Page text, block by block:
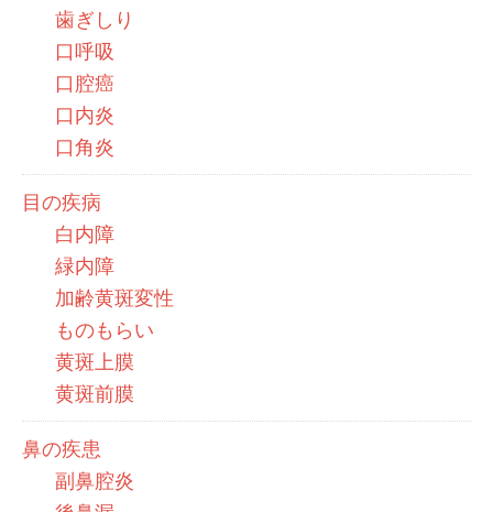
歯ぎしり
口呼吸
口腔癌
口内炎
口角炎
目の疾病
白内障
緑内障
加齢黄斑変性
ものもらい
黄斑上膜
黄斑前膜
鼻の疾患
副鼻腔炎